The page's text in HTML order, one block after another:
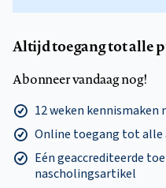
Altijd toegang tot alle
Abonneer vandaag nog!
12 weken kennismaken
Online toegang tot
Eén geaccrediteerde
nascholingsartikel